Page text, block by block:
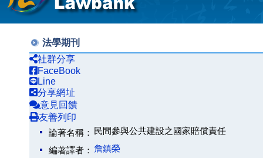
法學期刊
社群分享
FaceBook
Line
分享網址
意見回饋
友善列印
論著名稱： 民間參與公共建設之國家賠償責任
編著譯者： 詹鎮榮